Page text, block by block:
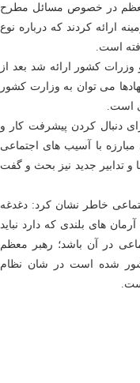
معظم در خصوص مسائل مطرح
ارائه کردند که درباره نوع
است.
کشور ارائه شد بعد از
می توان به وزارت کشور
است.
دنبال کردن پیشرفت کار و
با آسیب های اجتماعی
تدابیر جدید نیز بحث و گفت
خاطر نشان کرد: دغدغه
های بلندی که دارد نباید
در آن باشد؛ رهبر معظم
شده است در شان نظام